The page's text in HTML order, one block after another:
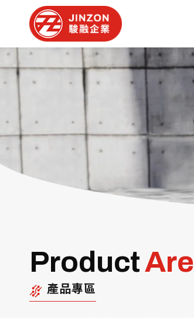
Product
產品專區